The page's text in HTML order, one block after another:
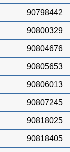
90798442
90800329
90804676
90805653
90806013
90807245
90818025
90818405